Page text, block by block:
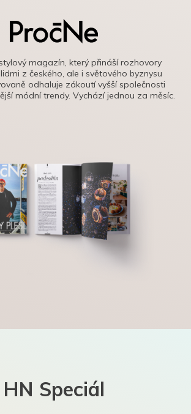
magazín, který přináší rozhovory
z českého, ale i světového byznysu
odhaluje zákoutí vyšší společnosti
módní trendy. Vychází jednou za měsíc.
HN Speciál